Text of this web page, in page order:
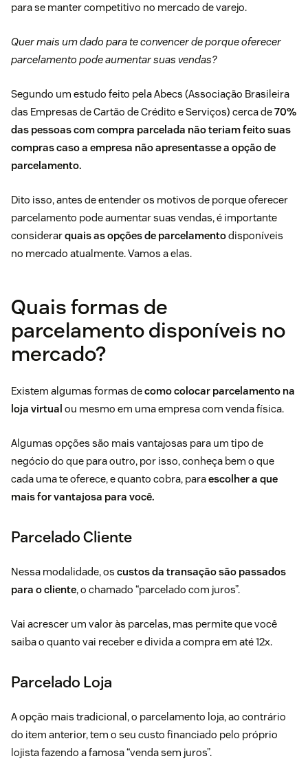
para se manter competitivo no mercado de varejo.
Quer mais um dado para te convencer de porque oferecer
parcelamento pode aumentar suas vendas?
Segundo um estudo feito pela Abecs (Associação Brasileira
das Empresas de Cartão de Crédito e Serviços) cerca de70%
das pessoas com compra parcelada não teriam feito suas
compras caso a empresa não apresentasse a opção de
parcelamento.
Dito isso, antes de entender os motivos de porque oferecer
parcelamento pode aumentar suas vendas, é importante
considerarquais as opções de parcelamentodisponíveis
no mercado atualmente. Vamos a elas.
Quais formas de
parcelamento disponíveis no
mercado?
Existem algumas formas decomo colocar parcelamento na
loja virtual ou mesmo em uma empresa com venda física.
Algumas opções são mais vantajosas para um tipo de
negócio do que para outro, por isso, conheça bem o que
cada uma te oferece, e quanto cobra, paraescolher a que
mais for vantajosa para você.
Parcelado Cliente
Nessa modalidade, os custos da transação são passados
para o cliente, o chamado “parcelado com juros”.
Vai acrescer um valor às parcelas, mas permite que você
saiba o quanto vai receber e divida a compra em até 12x.
Parcelado Loja
A opção mais tradicional, o parcelamento loja, ao contrário
do item anterior, tem o seu custo financiado pelo próprio
lojista fazendo a famosa “venda sem juros”.